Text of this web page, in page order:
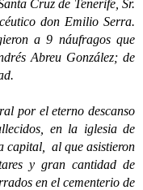
Cruz de Tenerife, Sr.
don Emilio Serra.
a 9 náufragos que
Abreu González; de
el eterno descanso
en la iglesia de
capital, al que asistieron
y gran cantidad de
en el cementerio de